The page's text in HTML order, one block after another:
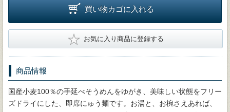
買い物カゴに入れる
★ お気に入り商品に登録する
商品情報
国産小麦100％の手延べそうめんをゆがき、美味しい状態をフリー
ズドライにした、即席にゅう麺です。お湯と、お椀さえあれば、